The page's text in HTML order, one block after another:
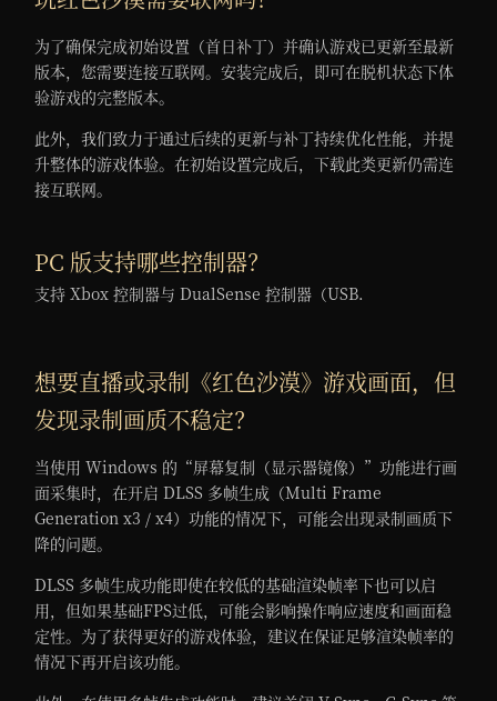
为了确保完成初始设置（首日补丁）并确认游戏已更新至最新
版本，您需要连接互联网。安装完成后，即可在脱机状态下体
验游戏的完整版本。
此外，我们致力于通过后续的更新与补丁持续优化性能，并提
升整体的游戏体验。在初始设置完成后，下载此类更新仍需连
接互联网。
PC 版支持哪些控制器？
支持 Xbox 控制器与 DualSense 控制器（USB.
想要直播或录制《红色沙漠》游戏画面，但
发现录制画质不稳定？
当使用 Windows 的“屏幕复制（显示器镜像）”功能进行画
面采集时，在开启 DLSS 多帧生成（Multi Frame
Generation x3 / x4）功能的情况下，可能会出现录制画质下
降的问题。
DLSS 多帧生成功能即使在较低的基础渲染帧率下也可以启
用，但如果基础FPS过低，可能会影响操作响应速度和画面稳
定性。为了获得更好的游戏体验，建议在保证足够渲染帧率的
情况下再开启该功能。